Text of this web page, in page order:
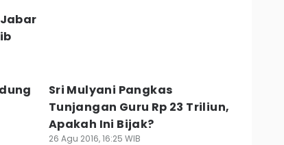
Sri Mulyani Pangkas
Tunjangan Guru Rp 23 Triliun,
Apakah Ini Bijak?
26 Agu 2016, 16:25 WIB